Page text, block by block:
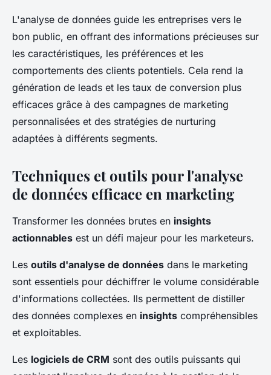
L'analyse de données guide les entreprises vers le
bon public, en offrant des informations précieuses sur
les caractéristiques, les préférences et les
comportements des clients potentiels. Cela rend la
génération de leads et les taux de conversion plus
efficaces grâce à des campagnes de marketing
personnalisées et des stratégies de nurturing
adaptées à différents segments.
Techniques et outils pour l'analyse
de données efficace en marketing
Transformer les données brutes en insights
actionnables est un défi majeur pour les marketeurs.
Les outils d'analyse de données dans le marketing
sont essentiels pour déchiffrer le volume considérable
d'informations collectées. Ils permettent de distiller
des données complexes en insights compréhensibles
et exploitables.
Les logiciels de CRM sont des outils puissants qui